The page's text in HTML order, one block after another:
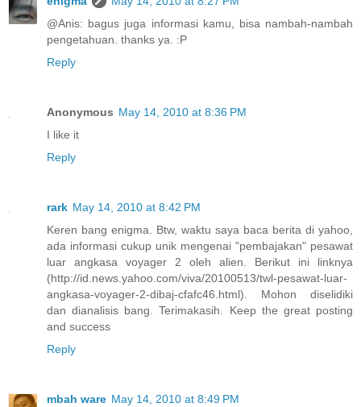
@Anis: bagus juga informasi kamu, bisa nambah-nambah
pengetahuan. thanks ya. :P
Reply
Anonymous May 14, 2010 at 8:36 PM
I like it
Reply
rark May 14, 2010 at 8:42 PM
Keren bang enigma. Btw, waktu saya baca berita di yahoo,
ada informasi cukup unik mengenai "pembajakan" pesawat
luar angkasa voyager 2 oleh alien. Berikut ini linknya
(http://id.news.yahoo.com/viva/20100513/twl-pesawat-luar-
angkasa-voyager-2-dibaj-cfafc46.html). Mohon diselidiki
dan dianalisis bang. Terimakasih. Keep the great posting
and success
Reply
mbah ware May 14, 2010 at 8:49 PM